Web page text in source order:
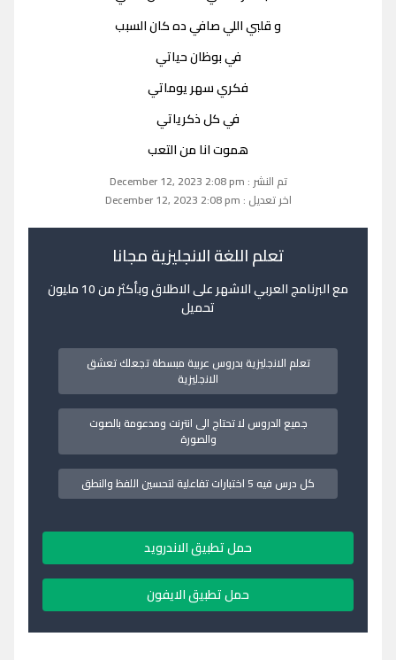
و قلبي اللي صافي ده كان السبب
في بوظان حياتي
فكري سهر يوماتي
في كل ذكرياتي
هموت انا من التعب
تم النشر : December 12, 2023 2:08 pm
اخر تعديل : December 12, 2023 2:08 pm
تعلم اللغة الانجليزية مجانا
مع البرنامج العربي الاشهر على الاطلاق وبأكثر من 10 مليون
تحميل
تعلم الانجليزية بدروس عربية مبسطة تجعلك تعشق
الانجليزية
جميع الدروس لا تحتاج الى انترنت ومدعومة بالصوت
والصورة
كل درس فيه 5 اختبارات تفاعلية لتحسين اللفظ والنطق
حمل تطبيق الاندرويد
حمل تطبيق الايفون